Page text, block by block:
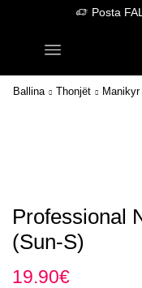
Posta
Ballina Thonjët
Professional
(Sun-S)
19.90€